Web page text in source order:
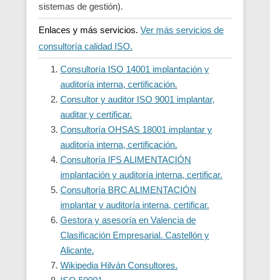
sistemas de gestión).
Enlaces y más servicios. Ver más servicios de
consultoría calidad ISO.
Consultoría ISO 14001 implantación y
auditoría interna, certificación.
Consultor y auditor ISO 9001 implantar,
auditar y certificar.
Consultoría OHSAS 18001 implantar y
auditoría interna, certificación.
Consultoría IFS ALIMENTACIÓN
implantación y auditoría interna, certificar.
Consultoría BRC ALIMENTACIÓN
implantar y auditoría interna, certificar.
Gestora y asesoría en Valencia de
Clasificación Empresarial. Castellón y
Alicante.
Wikipedia Hilván Consultores.